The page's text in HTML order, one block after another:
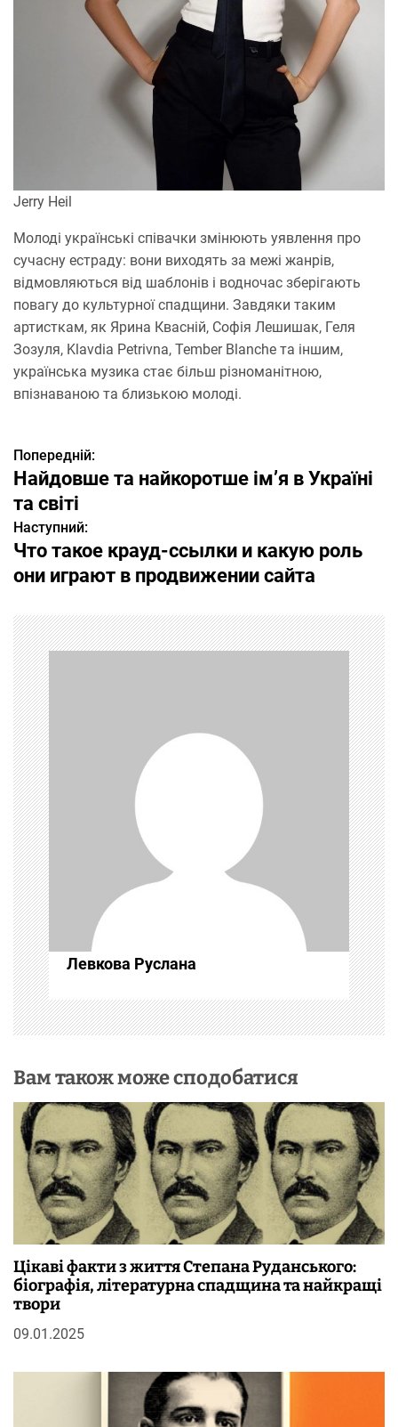
Jerry Heil
Молоді українські співачки змінюють уявлення про
сучасну естраду: вони виходять за межі жанрів,
відмовляються від шаблонів і водночас зберігають
повагу до культурної спадщини. Завдяки таким
артисткам, як Ярина Квасній, Софія Лешишак, Геля
Зозуля, Klavdia Petrivna, Tember Blanche та іншим,
українська музика стає більш різноманітною,
впізнаваною та близькою молоді.
Н
а
в
і
г
а
ц
і
я
з
а
п
и
с
і
в
Попередній:
Найдовше та найкоротше ім’я в Україні
та світі
Наступний:
Что такое крауд-ссылки и какую роль
они играют в продвижении сайта
Левкова Руслана
Вам також може сподобатися
Цікаві факти з життя Степана Руданського:
біографія, літературна спадщина та найкращі
твори
09.01.2025